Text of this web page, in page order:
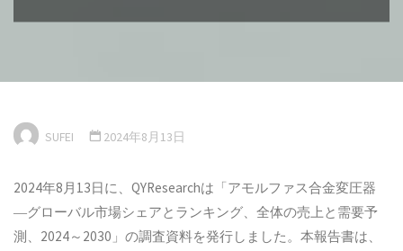
SUFEI 2024年8月13日
2024年8月13日に、QYResearchは「アモルファス合金変圧器
―グローバル市場シェアとランキング、全体の売上と需要予
測、2024～2030」の調査資料を発行しました。本報告書は、